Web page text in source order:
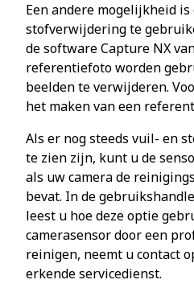
Een andere mogelijkheid
stofverwijdering te
de software Capture NX
referentiefoto worden
beelden te verwijderen.
het maken van een
Als er nog steeds vuil- en
te zien zijn, kunt u de
als uw camera de
bevat. In de
leest u hoe deze optie
camerasensor door een
reinigen, neemt u contact
erkende servicedienst.